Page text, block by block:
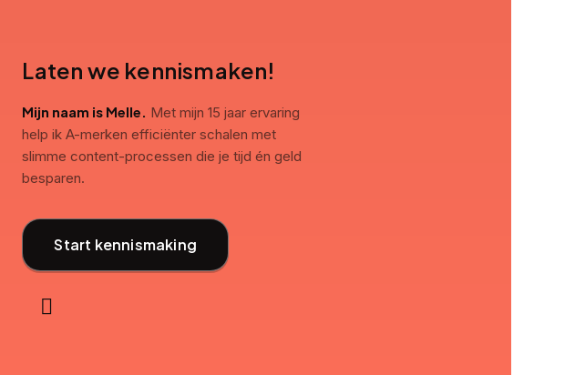
Laten we kennismaken!
Mijn naam is Melle. Met mijn 15 jaar ervaring
help ik A-merken efficiënter schalen met
slimme content-processen die je tijd én geld
besparen.
Start kennismaking